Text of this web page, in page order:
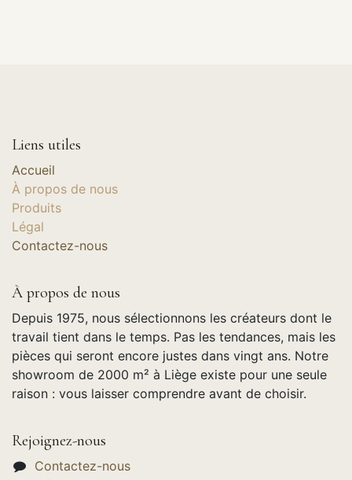
Liens utiles
Accueil
À propos de nous
Produits
Légal
Contactez-nous
À propos de nous
Depuis 1975, nous sélectionnons les créateurs dont le
travail tient dans le temps. Pas les tendances, mais les
pièces qui seront encore justes dans vingt ans. Notre
showroom de 2000 m² à Liège existe pour une seule
raison : vous laisser comprendre avant de choisir.
Rejoignez-nous
Contactez-nous